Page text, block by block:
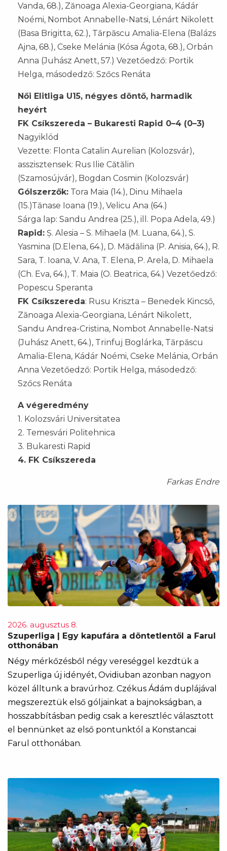
Vanda, 68.), Zănoaga Alexia-Georgiana, Kádár
Noémi, Nombot Annabelle-Natsi, Lénárt Nikolett
(Basa Brigitta, 62.), Tărpăscu Amalia-Elena (Balázs
Ajna, 68.), Cseke Melánia (Kósa Ágota, 68.), Orbán
Anna (Juhász Anett, 57.) Vezetőedző: Portik
Helga, másodedző: Szőcs Renáta
Női Elitliga U15, négyes döntő, harmadik
heyért
FK Csíkszereda – Bukaresti Rapid 0–4 (0–3)
Nagyiklód
Vezette: Flonta Catalin Aurelian (Kolozsvár),
asszisztensek: Rus Ilie Cătălin
(Szamosújvár), Bogdan Cosmin (Kolozsvár)
Gólszerzők: Tora Maia (14.), Dinu Mihaela
(15.)Tănase Ioana (19.), Velicu Ana (64.)
Sárga lap: Sandu Andrea (25.), ill. Popa Adela, 49.)
Rapid: Ș. Alesia – S. Mihaela (M. Luana, 64.), S.
Yasmina (D.Elena, 64.), D. Mădălina (P. Anisia, 64.), R.
Sara, T. Ioana, V. Ana, T. Elena, P. Arela, D. Mihaela
(Ch. Eva, 64.), T. Maia (O. Beatrica, 64.) Vezetőedző:
Popescu Speranta
FK Csíkszereda: Rusu Kriszta – Benedek Kincső,
Zănoaga Alexia-Georgiana, Lénárt Nikolett,
Sandu Andrea-Cristina, Nombot Annabelle-Natsi
(Juhász Anett, 64.), Trinfuj Boglárka, Tărpăscu
Amalia-Elena, Kádár Noémi, Cseke Melánia, Orbán
Anna Vezetőedző: Portik Helga, másodedző:
Szőcs Renáta
A végeredmény
1. Kolozsvári Universitatea
2. Temesvári Politehnica
3. Bukaresti Rapid
4. FK Csíkszereda
Farkas Endre
2026. augusztus 8.
Szuperliga | Egy kapufára a döntetlentől a Farul
otthonában
Négy mérkőzésből négy vereséggel kezdtük a
Szuperliga új idényét, Ovidiuban azonban nagyon
közel álltunk a bravúrhoz. Czékus Ádám duplájával
megszereztük első góljainkat a bajnokságban, a
hosszabbításban pedig csak a keresztléc választott
el bennünket az első pontunktól a Konstancai
Farul otthonában.